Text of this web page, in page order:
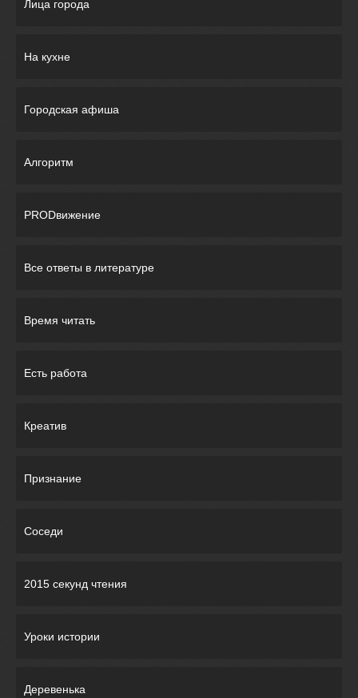
Лица города
На кухне
Городская афиша
Алгоритм
PRODвижение
Все ответы в литературе
Время читать
Есть работа
Креатив
Признание
Соседи
2015 секунд чтения
Уроки истории
Деревенька